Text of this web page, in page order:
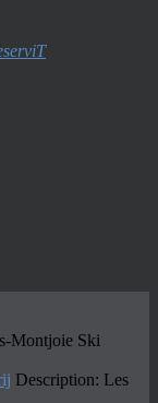
Montjoie Ski
Description: Les